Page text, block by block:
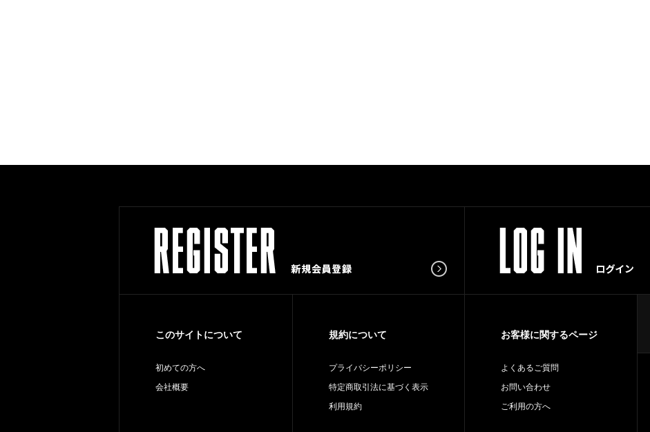
このサイトについて
初めての方へ
会社概要
規約について
プライバシーポリシー
特定商取引法に基づく表示
利用規約
お客様に関するページ
よくあるご質問
お問い合わせ
ご利用の方へ